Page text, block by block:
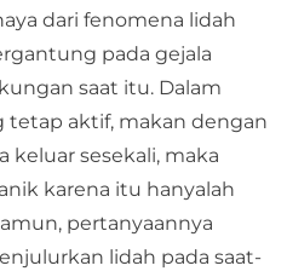
dari fenomena lidah
pada gejala
saat itu. Dalam
tetap aktif, makan dengan
keluar sesekali, maka
karena itu hanyalah
pertanyaannya
lidah pada saat-